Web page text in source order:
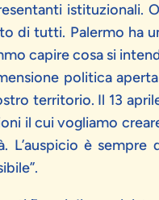
istituzionali.
di tutti. Palermo ha
capire cosa si
politica
territorio. Il 13
il cui vogliamo
è sempre